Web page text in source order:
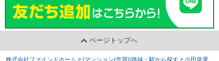
ページトップへ
株式会社ファインドホーム > (マンション(売買))路線・駅から探す > 小田急電